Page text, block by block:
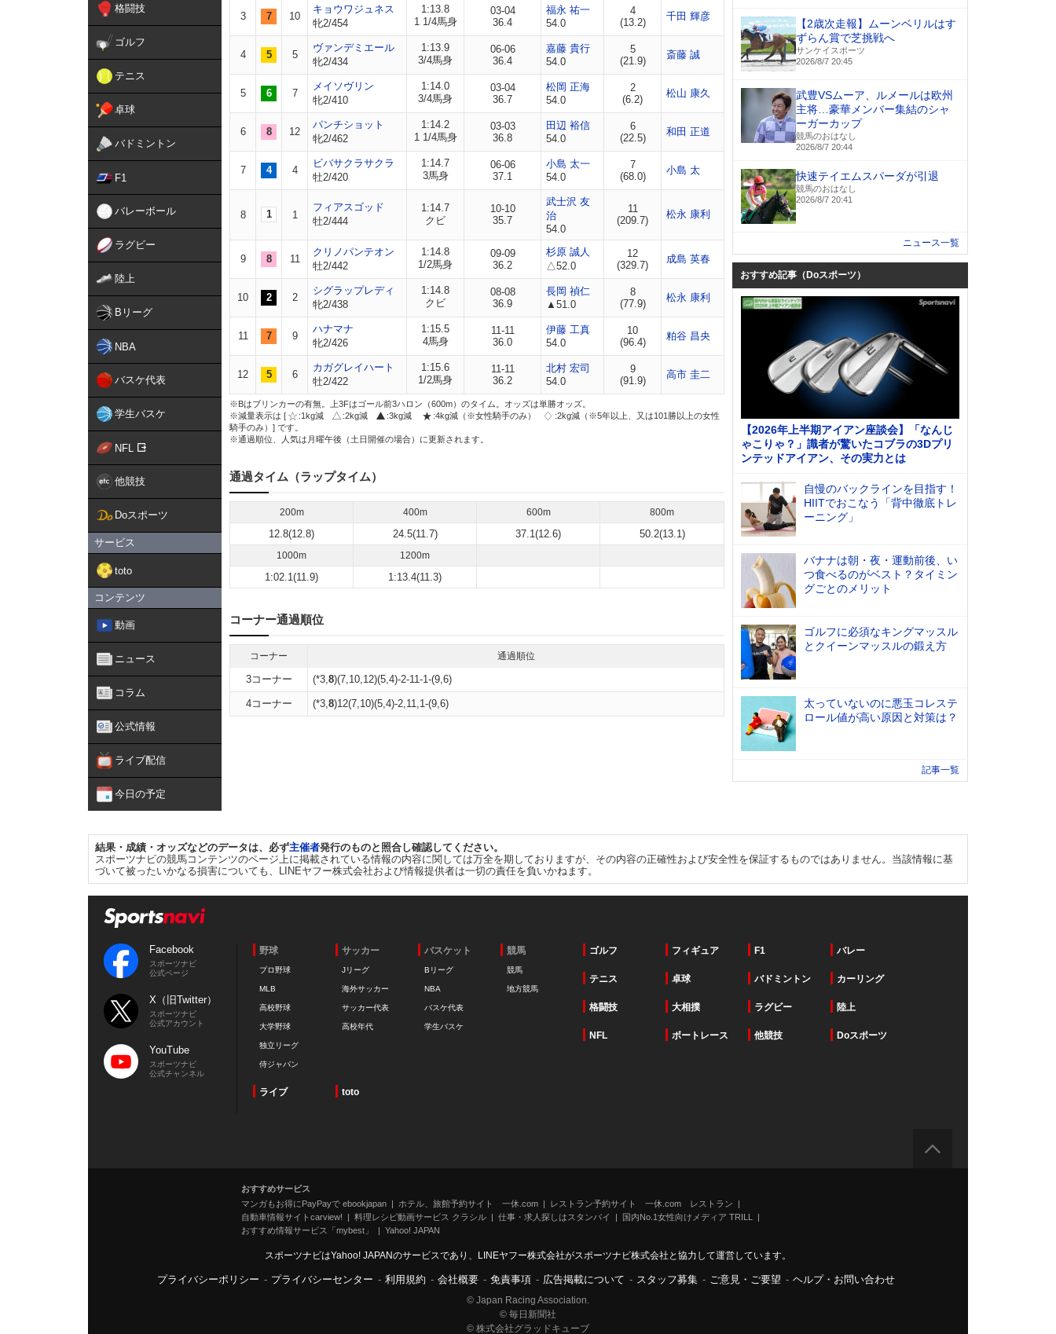
格闘技
ゴルフ
テニス
卓球
バドミントン
F1
バレーボール
ラグビー
陸上
Bリーグ
NBA
バスケ代表
学生バスケ
NFL
他競技
Doスポーツ
サービス
toto
コンテンツ
動画
ニュース
コラム
公式情報
ライブ配信
今日の予定
3 7 10
キョウワジュネス
牝2/454
1:13.8
1 1/4馬身
03-04
36.4
福永 祐一
54.0
4
(13.2)
千田 輝彦
4 5 5
ヴァンデミエール
牝2/434
1:13.9
3/4馬身
06-06
36.4
嘉藤 貴行
54.0
5
(21.9)
斎藤 誠
5 6 7
メイソヴリン
牝2/410
1:14.0
3/4馬身
03-04
36.7
松岡 正海
54.0
2
(6.2)
松山 康久
6 8 12
パンチショット
牝2/462
1:14.2
1 1/4馬身
03-03
36.8
田辺 裕信
54.0
6
(22.5)
和田 正道
7 4 4
ビバサクラサクラ
牡2/420
1:14.7
3馬身
06-06
37.1
小島 太一
54.0
7
(68.0)
小島 太
8 1 1
フィアスゴッド
牡2/444
1:14.7
クビ
10-10
35.7
武士沢 友
治
54.0
11
(209.7)
松永 康利
9 8 11
クリノパンテオン
牡2/442
1:14.8
1/2馬身
09-09
36.2
杉原 誠人
△52.0
12
(329.7)
成島 英春
10 2 2
シグラップレディ
牝2/438
1:14.8
クビ
08-08
36.9
長岡 禎仁
▲51.0
8
(77.9)
松永 康利
11 7 9
ハナマナ
牝2/426
1:15.5
4馬身
11-11
36.0
伊藤 工真
54.0
10
(96.4)
粕谷 昌央
12 5 6
カガグレイハート
牡2/422
1:15.6
1/2馬身
11-11
36.2
北村 宏司
54.0
9
(91.9)
高市 圭二
※Bはブリンカーの有無。上3Fはゴール前3ハロン（600m）のタイム。オッズは単勝オッズ。
※減量表示は [
:1kg減 :2kg減 :3kg減 :4kg減（※女性騎手のみ）
:2kg減（※5年以上、又は101勝以上の女性
騎手のみ）] です。
※通過順位、人気は月曜午後（土日開催の場合）に更新されます。
通過タイム（ラップタイム）
200m 400m 600m 800m
12.8(12.8) 24.5(11.7) 37.1(12.6) 50.2(13.1)
1000m 1200m
1:02.1(11.9) 1:13.4(11.3)
コーナー通過順位
コーナー 通過順位
3コーナー (*3,8)(7,10,12)(5,4)-2-11-1-(9,6)
4コーナー (*3,8)12(7,10)(5,4)-2,11,1-(9,6)
【2歳次走報】ムーンベリルはす
ずらん賞で芝挑戦へ
サンケイスポーツ
2026/8/7 20:45
武豊VSムーア、ルメールは欧州
主将…豪華メンバー集結のシャ
ーガーカップ
競馬のおはなし
2026/8/7 20:44
快速テイエムスパーダが引退
競馬のおはなし
2026/8/7 20:41
ニュース一覧
おすすめ記事（Doスポーツ）
【2026年上半期アイアン座談会】「なんじ
ゃこりゃ？」識者が驚いたコブラの3Dプリ
ンテッドアイアン、その実力とは
自慢のバックラインを目指す！
HIITでおこなう「背中徹底トレ
ーニング」
バナナは朝・夜・運動前後、い
つ食べるのがベスト？タイミン
グごとのメリット
ゴルフに必須なキングマッスル
とクイーンマッスルの鍛え方
太っていないのに悪玉コレステ
ロール値が高い原因と対策は？
記事一覧
結果・成績・オッズなどのデータは、必ず主催者発行のものと照合し確認してください。
スポーツナビの競馬コンテンツのページ上に掲載されている情報の内容に関しては万全を期しておりますが、その内容の正確性および安全性を保証するものではありません。当該情報に基
づいて被ったいかなる損害についても、LINEヤフー株式会社および情報提供者は一切の責任を負いかねます。
Facebook
スポーツナビ
公式ページ
X（旧Twitter）
スポーツナビ
公式アカウント
YouTube
スポーツナビ
公式チャンネル
野球
プロ野球
MLB
高校野球
大学野球
独立リーグ
侍ジャパン
サッカー
Jリーグ
海外サッカー
サッカー代表
高校年代
バスケット
Bリーグ
NBA
バスケ代表
学生バスケ
競馬
競馬
地方競馬
ゴルフ フィギュア F1 バレー
テニス 卓球 バドミントン カーリング
格闘技 大相撲 ラグビー 陸上
NFL ボートレース 他競技 Doスポーツ
ライブ toto
おすすめサービス
マンガもお得にPayPayで ebookjapan
ホテル、旅館予約サイト 一休.com
レストラン予約サイト 一休.com レストラン
自動車情報サイトcarview!
料理レシピ動画サービス クラシル 仕事・求人探しはスタンバイ
国内No.1女性向けメディア TRILL
おすすめ情報サービス「mybest」
Yahoo! JAPAN
スポーツナビはYahoo! JAPANのサービスであり、LINEヤフー株式会社がスポーツナビ株式会社と協力して運営しています。
プライバシーポリシー - プライバシーセンター - 利用規約 - 会社概要 - 免責事項 - 広告掲載について - スタッフ募集 - ご意見・ご要望 - ヘルプ・お問い合わせ
© Japan Racing Association.
© 毎日新聞社
© 株式会社グラッドキューブ